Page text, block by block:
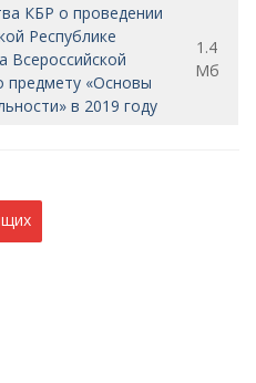
КБР о проведении
Республике
Всероссийской
предмету «Основы
в 2019 году
1.4
Мб